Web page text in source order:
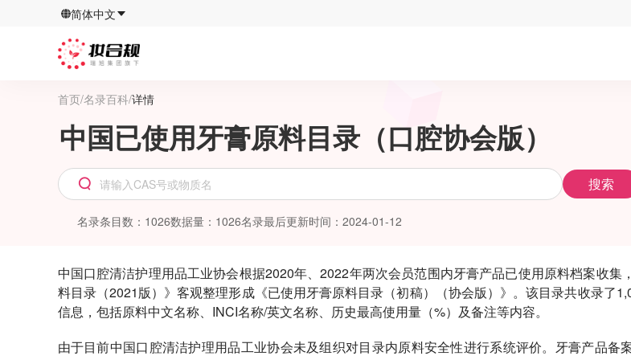
简体中文
首页/名录百科/详情
中国已使用牙膏原料目录（口腔协会版）
搜索
名录条目数 ： 1026数据量： 1026名录最后更新时间 ： 2024-01-12
中国口腔清洁护理用品工业协会根据2020年、2022年两次会员范围内牙膏产品已使用原料档案收集
料目录（2021版）》客观整理形成《已使用牙膏原料目录（初稿）（协会版）》。该目录共收录了
信息，包括原料中文名称、 INCI名称/英文名称、历史最高使用量（%）及备注等内容。
由于目前中国口腔清洁护理用品工业协会未及组织对目录内原料安全性进行系统评价。牙膏产品备